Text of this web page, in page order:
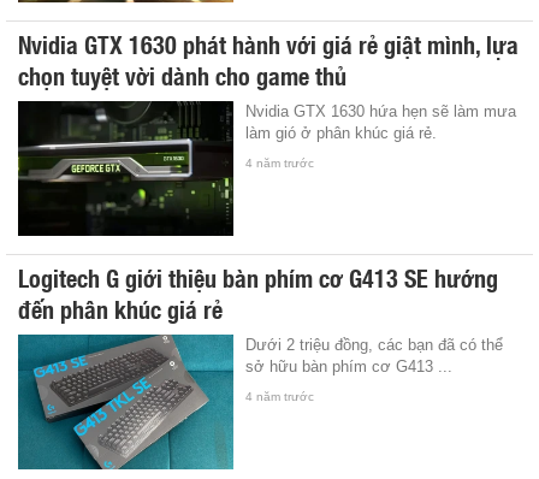
Nvidia GTX 1630 phát hành với giá rẻ giật mình, lựa
chọn tuyệt vời dành cho game thủ
Nvidia GTX 1630 hứa hẹn sẽ làm mưa
làm gió ở phân khúc giá rẻ.
4 năm trước
Logitech G giới thiệu bàn phím cơ G413 SE hướng
đến phân khúc giá rẻ
Dưới 2 triệu đồng, các bạn đã có thể
sở hữu bàn phím cơ G413 ...
4 năm trước